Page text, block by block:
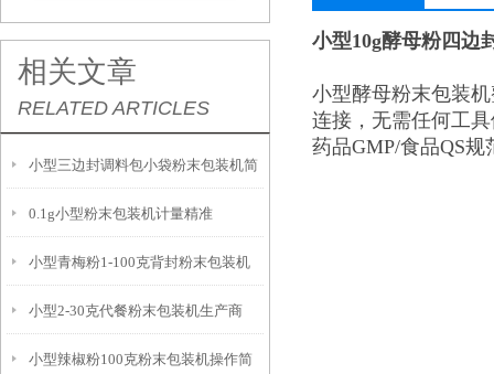
相关文章
RELATED ARTICLES
小型三边封调料包小袋粉末包装机简
介
0.1g小型粉末包装机计量精准
小型青梅粉1-100克背封粉末包装机
小型2-30克代餐粉末包装机生产商
小型辣椒粉100克粉末包装机操作简
小型10g酵母粉四边
小型酵母粉末包装机
连接，无需任何工
药品GMP/食品QS规